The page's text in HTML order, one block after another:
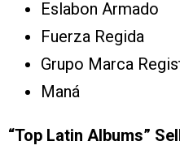
Eslabon Armado
Fuerza Regida
Grupo Marca
Maná
“Top Latin Albums”